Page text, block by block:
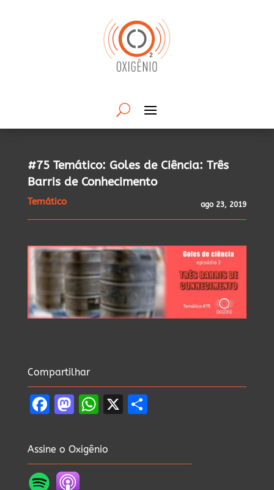
#75 Temático: Goles de Ciência: Três
Barris de Conhecimento
Temático ago 23, 2019
Compartilhar
Facebook
Mastodon
WhatsApp
X
Assine o Oxigênio